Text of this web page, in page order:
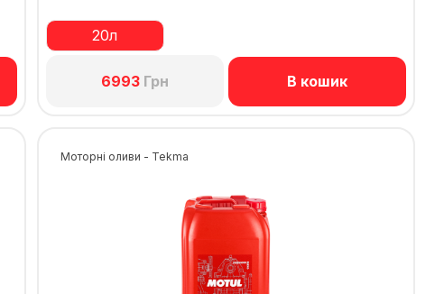
20л
6993 Грн В кошик
Моторні оливи - Tekma